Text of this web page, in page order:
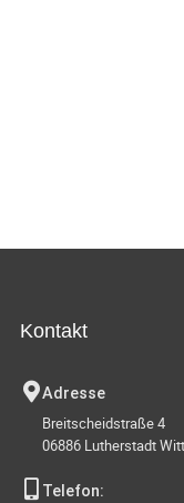
Kontakt
Adresse
Breitscheidstraße 4
06886 Lutherstadt
Telefon: